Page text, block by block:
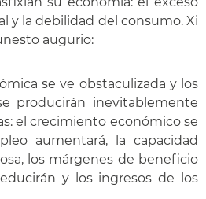
y la debilidad del consumo. Xi
augurio:
se ve obstaculizada y los
producirán inevitablemente
el crecimiento económico se
aumentará, la capacidad
los márgenes de beneficio
y los ingresos de los